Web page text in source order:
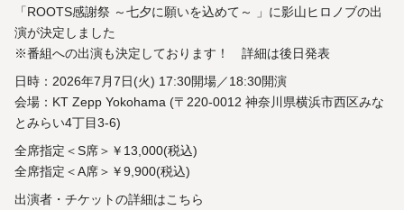
「ROOTS感謝祭 ～七夕に願いを込めて～ 」に影山ヒロノブの出
演が決定しました
※番組への出演も決定しております！ 詳細は後日発表
日時：2026年7月7日(火) 17:30開場／18:30開演
会場：KT Zepp Yokohama (〒220-0012 神奈川県横浜市西区みな
とみらい4丁目3-6)
全席指定＜S席＞￥13,000(税込)
全席指定＜A席＞￥9,900(税込)
出演者・チケットの詳細はこちら